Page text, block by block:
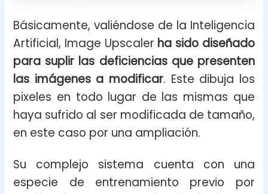
Básicamente, valiéndose de la Inteligencia
Artificial, Image Upscaler ha sido diseñado
para suplir las deficiencias que presenten
las imágenes a modificar. Este dibuja los
pixeles en todo lugar de las mismas que
haya sufrido al ser modificada de tamaño,
en este caso por una ampliación.
Su complejo sistema cuenta con una
especie de entrenamiento previo por